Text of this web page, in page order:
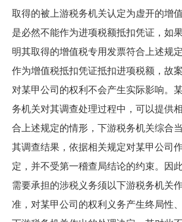
取得的被上游税务机关认定为虚开的增
是必然不能作为进项税额抵扣凭证，如
明其取得的增值税专用发票符合上述规
作为增值税抵扣凭证抵扣进项税额，故
对某甲公司的权利不会产生实际影响。
务机关对其调查处理过程中，可以提供
合上述规定的情形，下游税务机关综合
其调查结果，依据相关规定对某甲公司
定，并不受第一稽查局结论的约束。因
需要承担的涉税义务须以下游税务机关
准，对某甲公司的权利义务产生终局性